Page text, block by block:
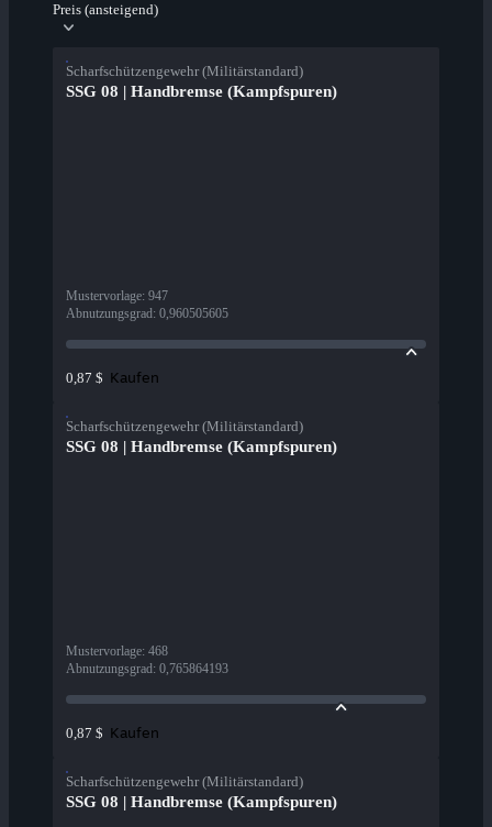
Preis (ansteigend)
Scharfschützengewehr (Militärstandard)
SSG 08 | Handbremse (Kampfspuren)
Mustervorlage: 947
Abnutzungsgrad: 0,960505605
0,87 $ Kaufen
Scharfschützengewehr (Militärstandard)
SSG 08 | Handbremse (Kampfspuren)
Mustervorlage: 468
Abnutzungsgrad: 0,765864193
0,87 $ Kaufen
Scharfschützengewehr (Militärstandard)
SSG 08 | Handbremse (Kampfspuren)